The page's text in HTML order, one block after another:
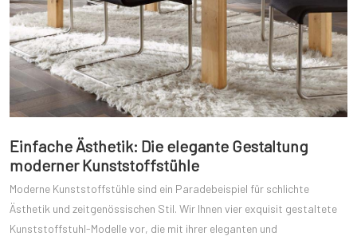
Einfache Ästhetik: Die elegante Gestaltung
moderner Kunststoffstühle
Moderne Kunststoffstühle sind ein Paradebeispiel für schlichte
Ästhetik und zeitgenössischen Stil. Wir Ihnen vier exquisit gestaltete
Kunststoffstuhl-Modelle vor, die mit ihrer eleganten und